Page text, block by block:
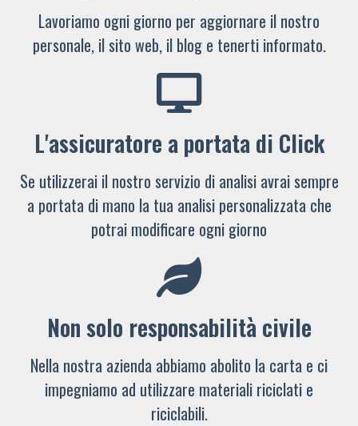
Lavoriamo ogni giorno per aggiornare il nostro
personale, il sito web, il blog e tenerti informato.
L'assicuratore a portata di Click
Se utilizzerai il nostro servizio di analisi avrai sempre
a portata di mano la tua analisi personalizzata che
potrai modificare ogni giorno
Non solo responsabilità civile
Nella nostra azienda abbiamo abolito la carta e ci
impegniamo ad utilizzare materiali riciclati e
riciclabili.